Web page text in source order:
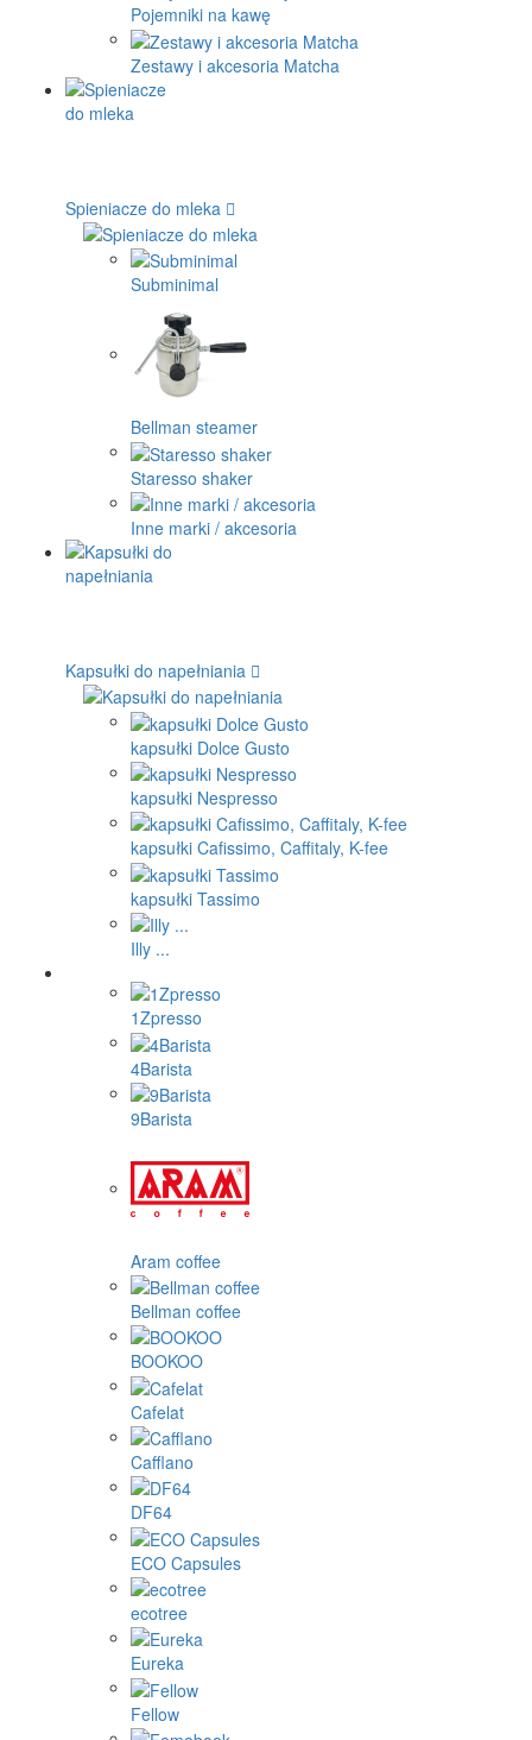
Pojemniki na kawę
Zestawy i akcesoria Matcha
Spieniacze do mleka
Subminimal
Bellman steamer
Staresso shaker
Inne marki / akcesoria
Kapsułki do napełniania
kapsułki Dolce Gusto
kapsułki Nespresso
kapsułki Cafissimo, Caffitaly, K-fee
kapsułki Tassimo
Illy ...
1Zpresso
4Barista
9Barista
Aram coffee
Bellman coffee
BOOKOO
Cafelat
Cafflano
DF64
ECO Capsules
ecotree
Eureka
Fellow